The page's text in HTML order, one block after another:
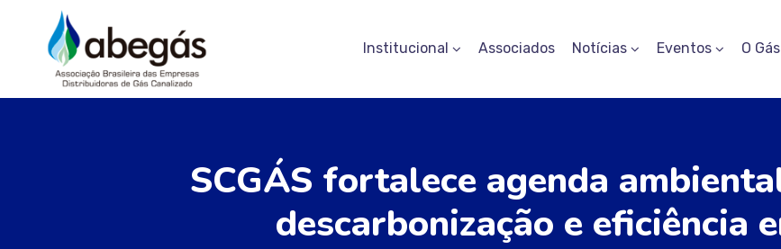
Institucional Associados Notícias Eventos O
SCGÁS fortalece agenda
descarbonização e eficiência